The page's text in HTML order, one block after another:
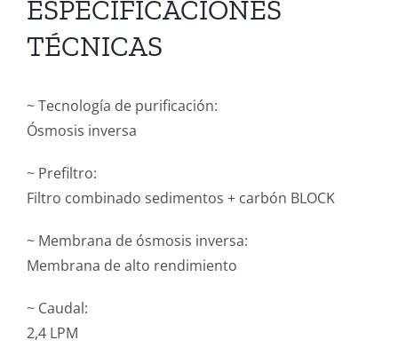
ESPECIFICACIONES
TÉCNICAS
~ Tecnología de purificación:
Ósmosis inversa
~ Prefiltro:
Filtro combinado sedimentos + carbón BLOCK
~ Membrana de ósmosis inversa:
Membrana de alto rendimiento
~ Caudal:
2,4 LPM